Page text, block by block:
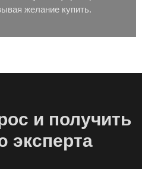
желание купить.
и получить
эксперта